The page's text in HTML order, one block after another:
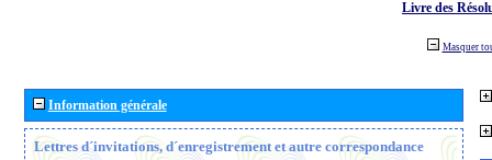
Livre des
Masquer
Information générale
Lettres d´invitations, d´enregistrement et autre correspondance